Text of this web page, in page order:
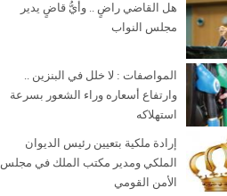
هل القاضي راضٍ .. وأيُّ قاضٍ يدير
مجلس النواب
المواصفات : لا خلل في البنزين ..
وارتفاع أسعاره وراء الشعور بسرعة
استهلاكه
إرادة ملكية بتعيين رئيس الديوان
الملكي ومدير مكتب الملك في مجلس
الأمن القومي